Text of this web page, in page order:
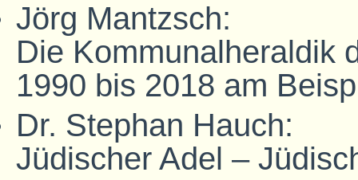
Jörg Mantzsch:
Die Kommunalheraldik
1990 bis 2018 am
Dr. Stephan Hauch:
Jüdischer Adel –